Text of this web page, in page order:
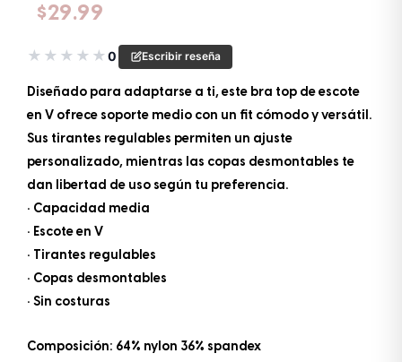
$29.99
★ ★ ★ ★ ★0 Escribir reseña
Diseñado para adaptarse a ti, este bra top de escote
en V ofrece soporte medio con un fit cómodo y versátil.
Sus tirantes regulables permiten un ajuste
personalizado, mientras las copas desmontables te
dan libertad de uso según tu preferencia.
• Capacidad media
• Escote en V
• Tirantes regulables
• Copas desmontables
• Sin costuras
Composición: 64% nylon 36% spandex